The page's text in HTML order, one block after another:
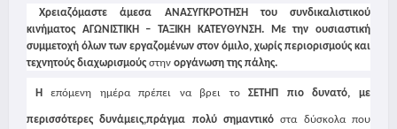
Χρειαζόμαστε άμεσα ΑΝΑΣΥΓΚΡΟΤΗΣΗ του συνδικαλιστικού
κινήματος ΑΓΩΝΙΣΤΙΚΗ – ΤΑΞΙΚΗ ΚΑΤΕΥΘΥΝΣΗ. Με την ουσιαστική
συμμετοχή όλων των εργαζομένων στον όμιλο, χωρίς περιορισμούς και
τεχνητούς διαχωρισμούς στην οργάνωση της πάλης.
Ηεπόμενη ημέρα πρέπει να βρει τοΣΕΤΗΠ πιο δυνατό, με
περισσότερες δυνάμεις,πράγμα πολύ σημαντικό στα δύσκολα που